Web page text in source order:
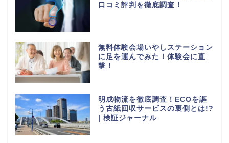
口コミ評判を徹底調査！
無料体験会場いやしステーション
に足を運んでみた！体験会に直
撃！
明成物流を徹底調査！ECOを謳
う古紙回収サービスの裏側とは!?
| 検証ジャーナル